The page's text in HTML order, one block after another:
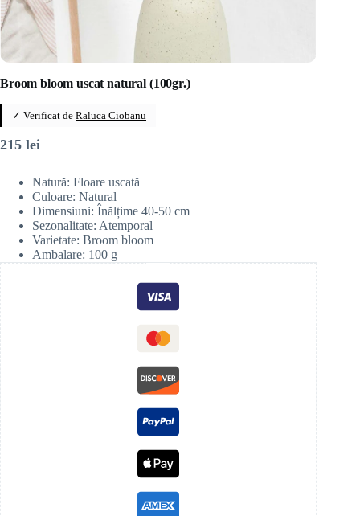
Broom bloom uscat natural (100gr.)
✓ Verificat de Raluca Ciobanu
215 lei
Natură: Floare uscată
Culoare: Natural
Dimensiuni: Înălțime 40-50 cm
Sezonalitate: Atemporal
Varietate: Broom bloom
Ambalare: 100 g